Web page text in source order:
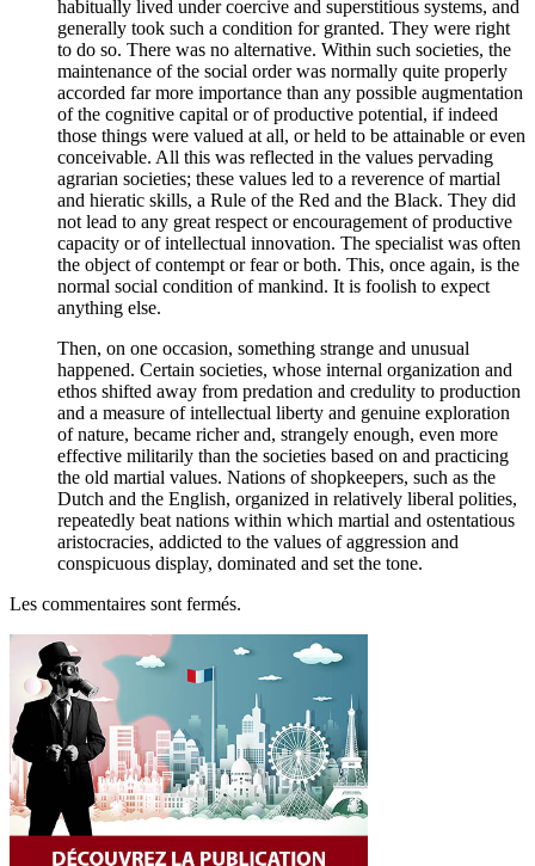
habitually lived under coercive and superstitious systems, and
generally took such a condition for granted. They were right
to do so. There was no alternative. Within such societies, the
maintenance of the social order was normally quite properly
accorded far more importance than any possible augmentation
of the cognitive capital or of productive potential, if indeed
those things were valued at all, or held to be attainable or even
conceivable. All this was reflected in the values pervading
agrarian societies; these values led to a reverence of martial
and hieratic skills, a Rule of the Red and the Black. They did
not lead to any great respect or encouragement of productive
capacity or of intellectual innovation. The specialist was often
the object of contempt or fear or both. This, once again, is the
normal social condition of mankind. It is foolish to expect
anything else.
Then, on one occasion, something strange and unusual
happened. Certain societies, whose internal organization and
ethos shifted away from predation and credulity to production
and a measure of intellectual liberty and genuine exploration
of nature, became richer and, strangely enough, even more
effective militarily than the societies based on and practicing
the old martial values. Nations of shopkeepers, such as the
Dutch and the English, organized in relatively liberal polities,
repeatedly beat nations within which martial and ostentatious
aristocracies, addicted to the values of aggression and
conspicuous display, dominated and set the tone.
Les commentaires sont fermés.